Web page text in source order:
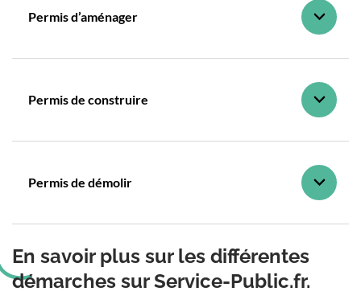
Permis d’aménager
Permis de construire
Permis de démolir
En savoir plus sur les différentes
démarches sur Service-Public.fr.